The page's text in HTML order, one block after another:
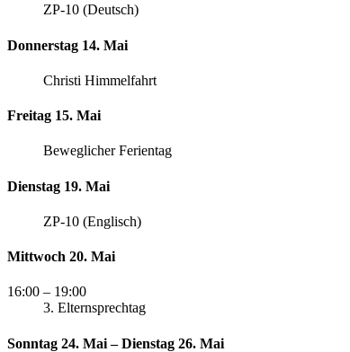
ZP-10 (Deutsch)
Donnerstag 14. Mai
Christi Himmelfahrt
Freitag 15. Mai
Beweglicher Ferientag
Dienstag 19. Mai
ZP-10 (Englisch)
Mittwoch 20. Mai
16:00 – 19:00
3. Elternsprechtag
Sonntag 24. Mai – Dienstag 26. Mai